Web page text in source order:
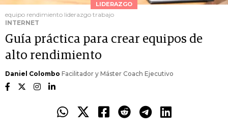
LIDERAZGO
equipo rendimiento liderazgo trabajo
INTERNET
Guía práctica para crear equipos de
alto rendimiento
Daniel Colombo Facilitador y Máster Coach Ejecutivo